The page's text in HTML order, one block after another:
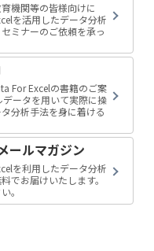
機関等の皆様向けに
を活用したデータ分析
ミナーのご依頼を承っ
For Excelの書籍のご案
データを用いて実際に操
分析手法を身に着ける
ルマガジン
を利用したデータ分析
でお届けいたします。
。